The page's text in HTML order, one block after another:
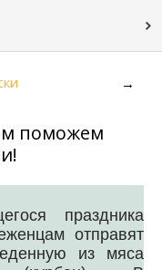
→
поможем
праздника
отправят
из мяса